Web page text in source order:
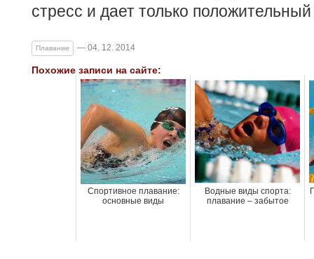
стресс и дает только
Плавание — 04. 12. 2014
Похожие записи на сайте:
Спортивное плавание:
основные виды
Водные виды спорта:
плавание – забытое